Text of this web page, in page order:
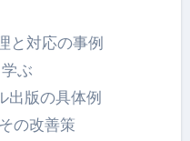
と対応の事例
ぶ
出版の具体例
の改善策